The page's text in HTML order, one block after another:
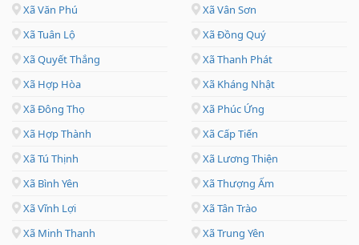
Xã Văn Phú
Xã Vân Sơn
Xã Tuân Lộ
Xã Đồng Quý
Xã Quyết Thắng
Xã Thanh Phát
Xã Hợp Hòa
Xã Kháng Nhật
Xã Đông Thọ
Xã Phúc Ứng
Xã Hợp Thành
Xã Cấp Tiến
Xã Tú Thịnh
Xã Lương Thiện
Xã Bình Yên
Xã Thượng Ấm
Xã Vĩnh Lợi
Xã Tân Trào
Xã Minh Thanh
Xã Trung Yên